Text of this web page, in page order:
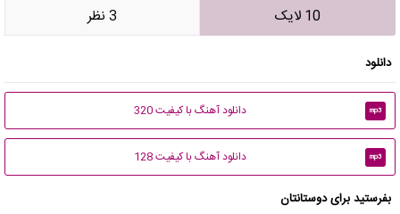
10 لایک 3 نظر
دانلود
mp3 دانلود آهنگ با کیفیت 320
mp3 دانلود آهنگ با کیفیت 128
بفرستید برای دوستانتان